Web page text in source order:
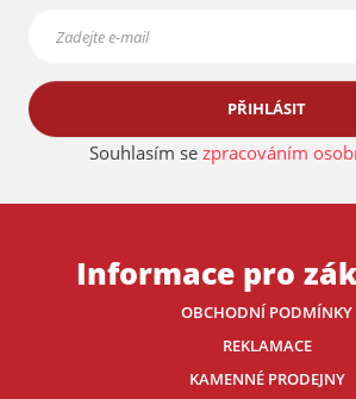
PŘIHLÁSIT
Souhlasím se zpracováním
Informace pro
OBCHODNÍ PODMÍNKY
REKLAMACE
KAMENNÉ PRODEJNY